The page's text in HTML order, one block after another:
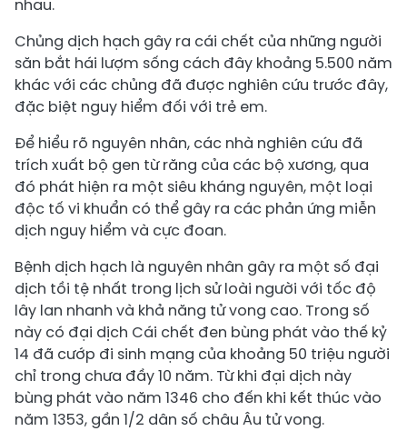
nhau.
Chủng dịch hạch gây ra cái chết của những người
săn bắt hái lượm sống cách đây khoảng 5.500 năm
khác với các chủng đã được nghiên cứu trước đây,
đặc biệt nguy hiểm đối với trẻ em.
Để hiểu rõ nguyên nhân, các nhà nghiên cứu đã
trích xuất bộ gen từ răng của các bộ xương, qua
đó phát hiện ra một siêu kháng nguyên, một loại
độc tố vi khuẩn có thể gây ra các phản ứng miễn
dịch nguy hiểm và cực đoan.
Bệnh dịch hạch là nguyên nhân gây ra một số đại
dịch tồi tệ nhất trong lịch sử loài người với tốc độ
lây lan nhanh và khả năng tử vong cao. Trong số
này có đại dịch Cái chết đen bùng phát vào thế kỷ
14 đã cướp đi sinh mạng của khoảng 50 triệu người
chỉ trong chưa đầy 10 năm. Từ khi đại dịch này
bùng phát vào năm 1346 cho đến khi kết thúc vào
năm 1353, gần 1/2 dân số châu Âu tử vong.